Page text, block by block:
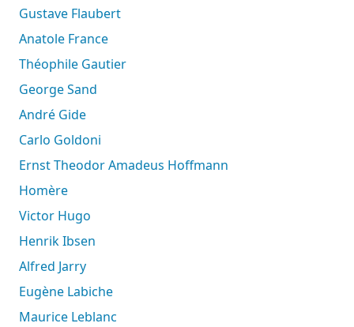
Gustave Flaubert
Anatole France
Théophile Gautier
George Sand
André Gide
Carlo Goldoni
Ernst Theodor Amadeus Hoffmann
Homère
Victor Hugo
Henrik Ibsen
Alfred Jarry
Eugène Labiche
Maurice Leblanc